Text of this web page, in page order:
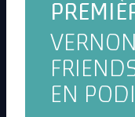
EN